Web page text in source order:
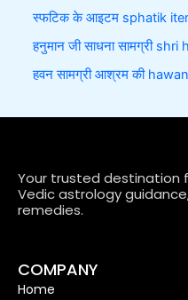
स्फटिक के आइटम sphatik
हनुमान जी साधना सामग्री
हवन सामग्री आश्रम की
Your trusted destination
Vedic astrology
remedies.
COMPANY
Home